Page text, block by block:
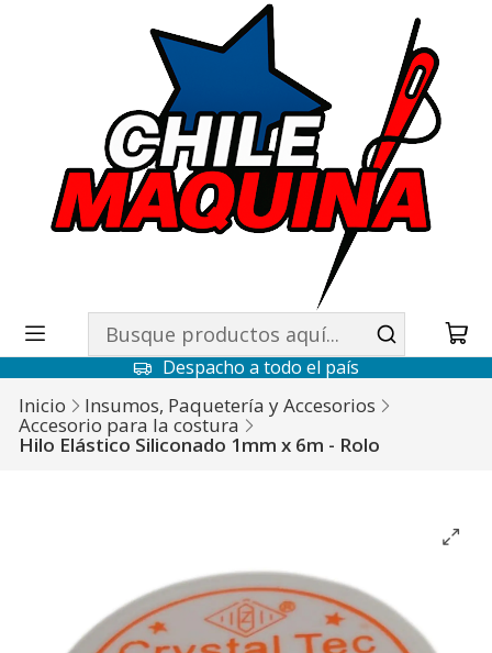
Despacho a todo el país
Inicio Insumos, Paquetería y Accesorios
Accesorio para la costura
Hilo Elástico Siliconado 1mm x 6m - Rolo